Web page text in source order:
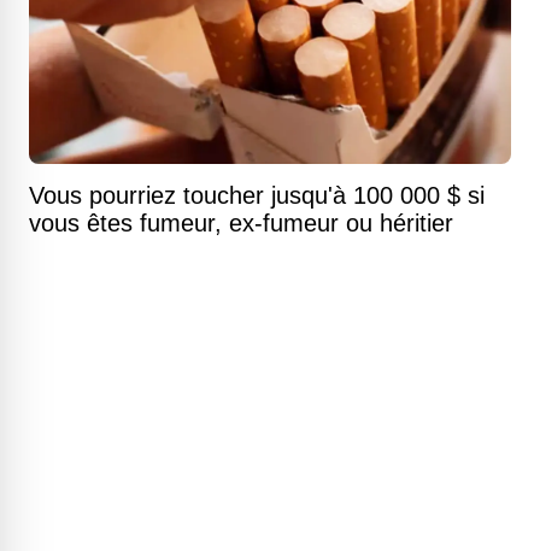
Vous pourriez toucher jusqu'à 100 000 $ si
vous êtes fumeur, ex-fumeur ou héritier